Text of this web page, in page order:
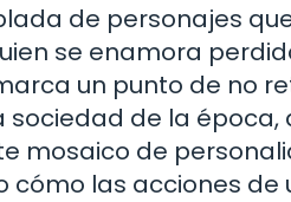
de personajes
se enamora
un punto de no
de la
mosaico de
las acciones de